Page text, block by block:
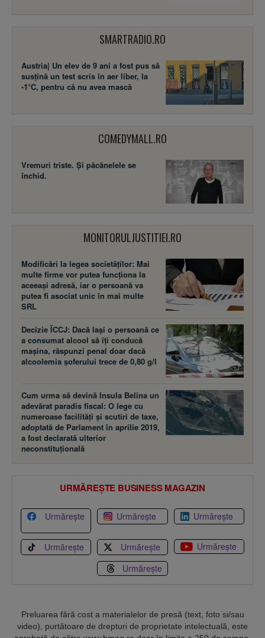
SMARTRADIO.RO
Austria| Un elev de 9 ani a fost pus să
susţină un test scris în aer liber, la
-1°C, pentru că nu avea mască
COMEDYMALL.RO
Vremuri triste. Şi păcănelele se
închid.
MONITORULJUSTITIEI.RO
Modificări la legea societăţilor: Mai
multe firme vor putea funcţiona la
aceeaşi adresă, iar o persoană va
putea fi asociat unic în mai multe
SRL
Decizie ÎCCJ: Dacă laşi o persoană ce
a consumat alcool să îţi conducă
maşina, răspunzi penal doar dacă
alcoolemia şoferului trece de 0,80 g/l
Cum urma să devină Insula Belina un
adevărat paradis fiscal: O lege cu
numeroase facilităţi şi scutiri de taxe,
adoptată de Parlament în aprilie 2019,
a fost declarată ulterior
neconstituţională
URMĂREȘTE BUSINESS MAGAZIN
Urmărește Urmărește Urmărește
Urmărește Urmărește
Urmărește
Urmărește
Preluarea fără cost a materialelor de presă (text, foto si/sau
video), purtătoare de drepturi de proprietate intelectuală, este